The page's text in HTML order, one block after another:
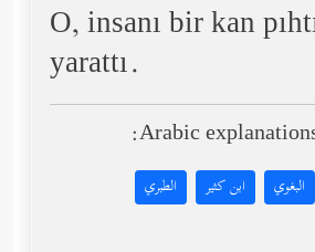
O, insanı bir kan
yarattı.
Arabic
البغوي ابن كثير الطبري